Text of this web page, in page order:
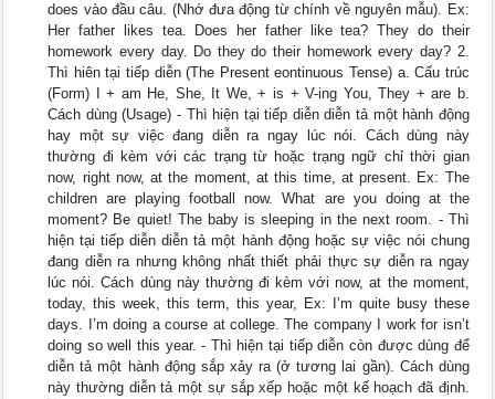
does vào đầu câu. (Nhớ đưa động từ chính về nguyên mẫu). Ex:
Her father likes tea. Does her father like tea? They do their
homework every day. Do they do their homework every day? 2.
Thì hiên tại tiếp diễn (The Present eontinuous Tense) a. Cấu trúc
(Form) I + am He, She, It We, + is + V-ing You, They + are b.
Cách dùng (Usage) - Thì hiện tại tiếp diễn diễn tả một hành động
hay một sự việc đang diễn ra ngay lúc nói. Cách dùng này
thường đi kèm với các trạng từ hoặc trạng ngữ chỉ thời gian
now, right now, at the moment, at this time, at present. Ex: The
children are playing football now. What are you doing at the
moment? Be quiet! The baby is sleeping in the next room. - Thì
hiện tại tiếp diễn diễn tả một hành động hoặc sự việc nói chung
đang diễn ra nhưng không nhất thiết phải thực sự diễn ra ngay
lúc nói. Cách dùng này thường đi kèm với now, at the moment,
today, this week, this term, this year, Ex: I’m quite busy these
days. I’m doing a course at college. The company I work for isn’t
doing so well this year. - Thì hiện tại tiếp diễn còn được dùng để
diễn tả một hành động sắp xảy ra (ở tương lai gần). Cách dùng
này thường diễn tả một sự sắp xếp hoặc một kế hoạch đã định.